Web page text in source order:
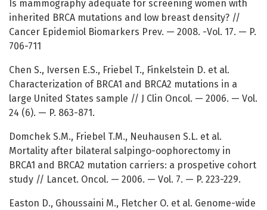
Is mammography adequate for screening women with
inherited BRCA mutations and low breast density? //
Cancer Epidemiol Biomarkers Prev. — 2008. -Vol. 17. — P.
706-711
Chen S., Iversen E.S., Friebel T., Finkelstein D. et al.
Characterization of BRCA1 and BRCA2 mutations in a
large United States sample // J Clin Oncol. — 2006. — Vol.
24 (6). — P. 863-871.
Domchek S.M., Friebel T.M., Neuhausen S.L. et al.
Mortality after bilateral salpingo-oophorectomy in
BRCA1 and BRCA2 mutation carriers: a prospetive cohort
study // Lancet. Oncol. — 2006. — Vol. 7. — P. 223-229.
Easton D., Ghoussaini M., Fletcher O. et al. Genome-wide